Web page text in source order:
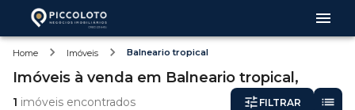
Home Imóveis Balneario tropical
Imóveis à venda em Balneario tropical,
1 imóveis encontrados FILTRAR